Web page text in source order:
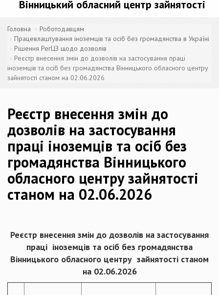
Вінницький обласний центр зайнятості
Головна
Роботодавцям
Працевлаштування іноземців та осіб без громадянства в Україні
Рішення РегЦЗ щодо дозволів
Реєстр внесення змін до дозволів на застосування праці
іноземців та осіб без громадянства Вінницького обласного центру
зайнятості станом на 02.06.2026
Реєстр внесення змін до
дозволів на застосування
праці іноземців та осіб без
громадянства Вінницького
обласного центру зайнятості
станом на 02.06.2026
Реєстр внесення змін до дозволів на застосування
праці іноземців та осіб без громадянства
Вінницького обласного центру зайнятості станом
на 02.06.2026